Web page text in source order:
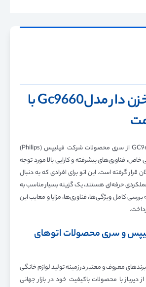
خرید اتو مخزن دار مدلGc9660 با
اتو مخزن‌دار مدل GC9660 از سری محصولات شرکت فیلیپس (Philips)
فناوری‌های پیشرفته و کارایی بالا مورد توجه
قرار گرفته است. این اتو برای افرادی که به دنبال
عملکردی حرفه‌ای هستند، یک گزینه بسیار مناسب به
بررسی کامل ویژگی‌ها، فناوری‌ها، مزایا و معایب این
و سری محصولات اتوهای
معروف و معتبر در زمینه تولید لوازم خانگی
دیرباز با محصولات باکیفیت خود در بازار جهانی